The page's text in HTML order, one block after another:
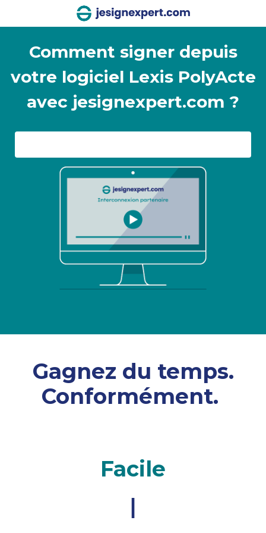
Comment signer depuis
votre logiciel Lexis PolyActe
avec jesignexpert.com ?
Gagnez du temps.
Conformément.
Facile
|